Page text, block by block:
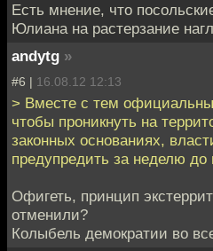
Есть мнение, что
Юлиана на растерзание
andytg »
#6 | 16.08.12 12:13
> Вместе с тем
чтобы проникнуть на
законных основаниях,
предупредить за неделю
Офигеть, принцип
отменили?
Колыбель демократии во